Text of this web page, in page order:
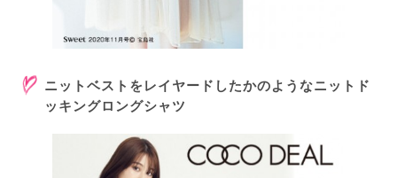
ニットベストをレイヤードしたかのようなニットド
ッキングロングシャツ